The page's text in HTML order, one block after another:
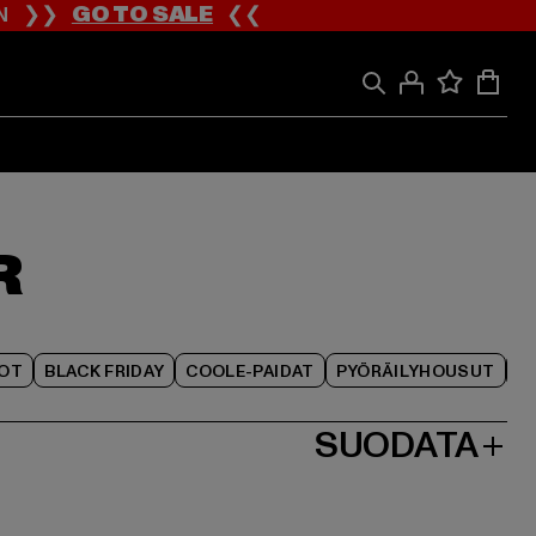
❯❯ GO TO SALE ❮❮
BLACK FRIDAY COOLE-PAIDAT PYÖRÄILYHOUSUT
SUODATA